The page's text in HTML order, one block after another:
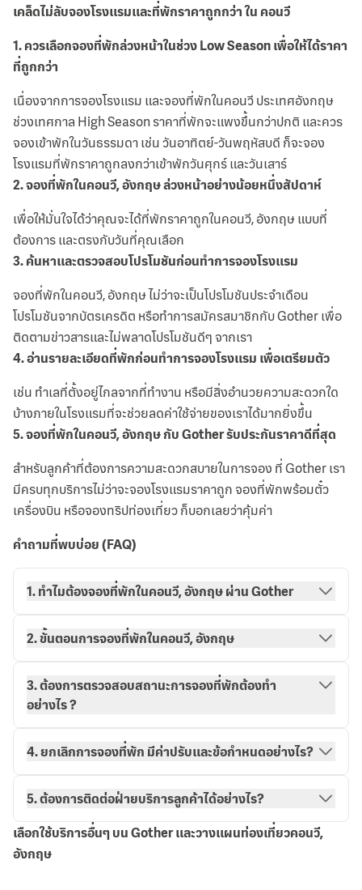
เคล็ดไม่ลับจองโรงแรมและที่พักราคาถูกกว่า ใน คอนวี
1.ควรเลือกจองที่พักล่วงหน้าในช่วง Low Season เพื่อให้ได้ราคา
ที่ถูกกว่า
เนื่องจากการจองโรงแรม และจองที่พักในคอนวี ประเทศอังกฤษ
ช่วงเทศกาล High Season ราคาที่พักจะแพงขึ้นกว่าปกติ และควร
จองเข้าพักในวันธรรมดา เช่น วันอาทิตย์-วันพฤหัสบดี ก็จะจอง
โรงแรมที่พักราคาถูกลงกว่าเข้าพักวันศุกร์ และวันเสาร์
2.จองที่พักในคอนวี, อังกฤษ ล่วงหน้าอย่างน้อยหนึ่งสัปดาห์
เพื่อให้มั่นใจได้ว่าคุณจะได้ที่พักราคาถูกในคอนวี, อังกฤษ แบบที่
ต้องการ และตรงกับวันที่คุณเลือก
3.ค้นหาและตรวจสอบโปรโมชันก่อนทำการจองโรงแรม
จองที่พักในคอนวี, อังกฤษ ไม่ว่าจะเป็นโปรโมชันประจำเดือน
โปรโมชันจากบัตรเครดิต หรือทำการสมัครสมาชิกกับ Gother เพื่อ
ติดตามข่าวสารและไม่พลาดโปรโมชันดีๆ จากเรา
4.อ่านรายละเอียดที่พักก่อนทำการจองโรงแรม เพื่อเตรียมตัว
เช่น ทำเลที่ตั้งอยู่ไกลจากที่ทำงาน หรือมีสิ่งอำนวยความสะดวกใด
บ้างภายในโรงแรมที่จะช่วยลดค่าใช้จ่ายของเราได้มากยิ่งขึ้น
5.จองที่พักในคอนวี, อังกฤษ กับ Gother รับประกันราคาดีที่สุด
สำหรับลูกค้าที่ต้องการความสะดวกสบายในการจอง ที่ Gother เรา
มีครบทุกบริการไม่ว่าจะจองโรงแรมราคาถูก จองที่พักพร้อมตั๋ว
เครื่องบิน หรือจองทริปท่องเที่ยว ก็บอกเลยว่าคุ้มค่า
คำถามที่พบบ่อย (FAQ)
1. ทำไมต้องจองที่พักในคอนวี, อังกฤษ ผ่าน Gother
2. ขั้นตอนการจองที่พักในคอนวี, อังกฤษ
3. ต้องการตรวจสอบสถานะการจองที่พักต้องทำ
อย่างไร ?
การจองของฉัน
4. ยกเลิกการจองที่พัก มีค่าปรับและข้อกำหนดอย่างไร?
5. ต้องการติดต่อฝ่ายบริการลูกค้าได้อย่างไร?
เลือกใช้บริการอื่นๆ บน Gother และวางแผนท่องเที่ยวคอนวี,
อังกฤษ